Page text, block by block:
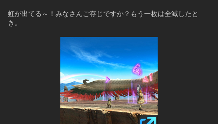
虹が出てる～！みなさんご存じですか？もう一枚は全滅したと
き。